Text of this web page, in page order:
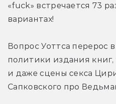
«fuck» встречается 73
вариантах!
Вопрос Уоттса перерос
политики издания
и даже сцены секса
Сапковского про